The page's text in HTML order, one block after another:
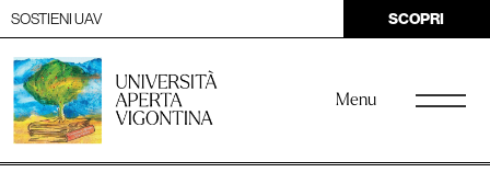
SOSTIENI UAV SCOPRI
Menu